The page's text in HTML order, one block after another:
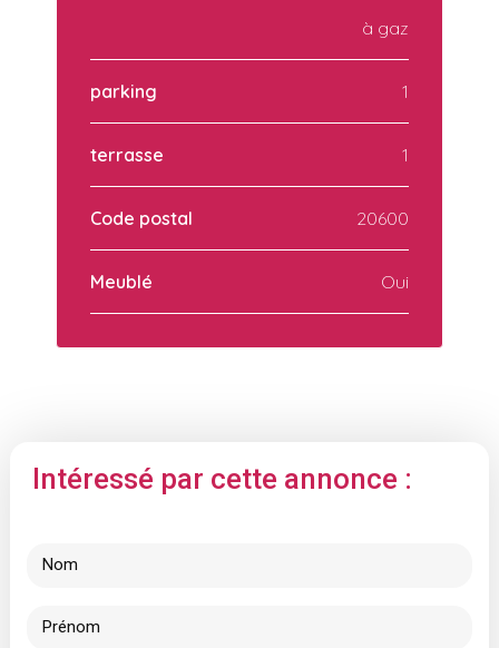
à gaz
parking 1
terrasse 1
Code postal 20600
Meublé Oui
Intéressé par cette annonce :